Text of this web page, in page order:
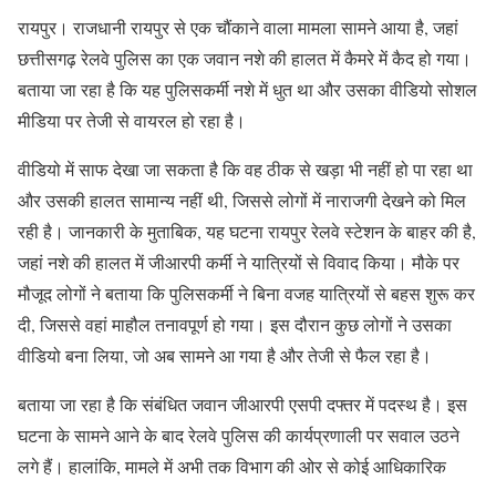
रायपुर। राजधानी रायपुर से एक चौंकाने वाला मामला सामने आया है, जहां
छत्तीसगढ़ रेलवे पुलिस का एक जवान नशे की हालत में कैमरे में कैद हो गया।
बताया जा रहा है कि यह पुलिसकर्मी नशे में धुत था और उसका वीडियो सोशल
मीडिया पर तेजी से वायरल हो रहा है।
वीडियो में साफ देखा जा सकता है कि वह ठीक से खड़ा भी नहीं हो पा रहा था
और उसकी हालत सामान्य नहीं थी, जिससे लोगों में नाराजगी देखने को मिल
रही है। जानकारी के मुताबिक, यह घटना रायपुर रेलवे स्टेशन के बाहर की है,
जहां नशे की हालत में जीआरपी कर्मी ने यात्रियों से विवाद किया। मौके पर
मौजूद लोगों ने बताया कि पुलिसकर्मी ने बिना वजह यात्रियों से बहस शुरू कर
दी, जिससे वहां माहौल तनावपूर्ण हो गया। इस दौरान कुछ लोगों ने उसका
वीडियो बना लिया, जो अब सामने आ गया है और तेजी से फैल रहा है।
बताया जा रहा है कि संबंधित जवान जीआरपी एसपी दफ्तर में पदस्थ है। इस
घटना के सामने आने के बाद रेलवे पुलिस की कार्यप्रणाली पर सवाल उठने
लगे हैं। हालांकि, मामले में अभी तक विभाग की ओर से कोई आधिकारिक